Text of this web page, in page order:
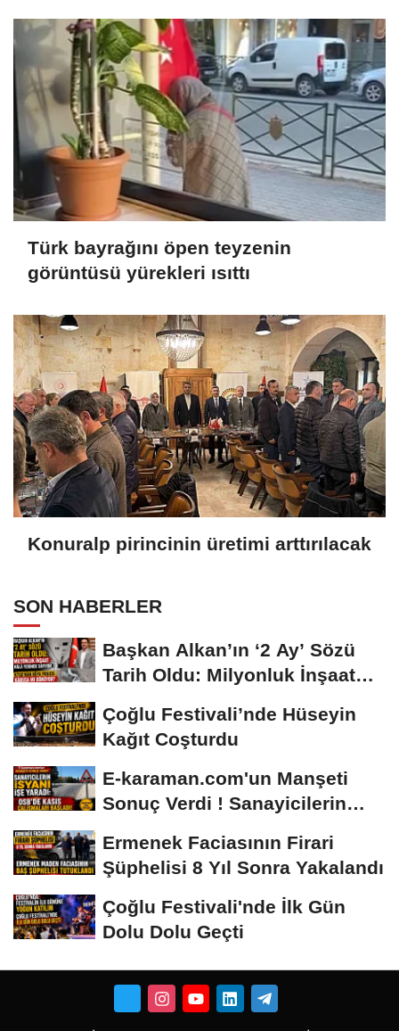
Türk bayrağını öpen teyzenin
görüntüsü yürekleri ısıttı
Konuralp pirincinin üretimi arttırılacak
SON HABERLER
Başkan Alkan’ın ‘2 Ay’ Sözü
Tarih Oldu: Milyonluk İnşaat
Çoğlu Festivali’nde Hüseyin
Kağıt Coşturdu
E-karaman.com'un Manşeti
Sonuç Verdi ! Sanayicilerin
Ermenek Faciasının Firari
Şüphelisi 8 Yıl Sonra Yakalandı
Çoğlu Festivali'nde İlk Gün
Dolu Dolu Geçti